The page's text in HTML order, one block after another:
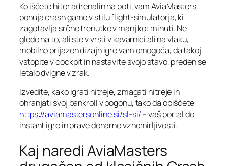
Ko iščete hiter adrenalin na poti, vam AviaMasters
ponuja crash game v stilu flight‑simulatorja, ki
zagotavlja srčne trenutke v manj kot minuti. Ne
glede na to, ali ste v vrsti v kavarnici ali na vlaku,
mobilno prijazen dizajn igre vam omogoča, da takoj
vstopite v cockpit in nastavite svojo stavo, preden se
letalo dvigne v zrak.
Izvedite, kako igrati hitreje, zmagati hitreje in
ohranjati svoj bankroll v pogonu, tako da obiščete
https://aviamastersonline.si/sl-si/– vaš portal do
instant igre in prave denarne vznemirljivosti.
Kaj naredi AviaMasters